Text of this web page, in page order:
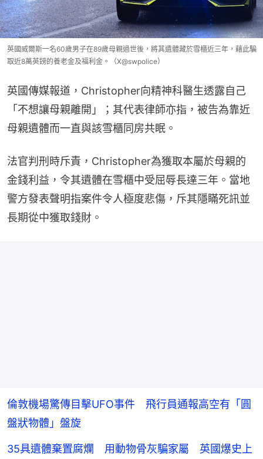
英國威爾斯一名60歲男子在89歲母親過世後，將其遺體藏於雪櫃近三年，藉此騙
取近8萬英鎊的養老金及福利金。（X@swpolice）
英國傳媒報道，Christopher向精神科醫生透露自己
「不想讓母親離開」；其代表律師亦指，被告為靠近
母親遺體而一直與該雪櫃同房共眠。
法官判刑時斥責，Christopher為獲取本屬於母親的
金錢利益，令其遺體在雪櫃中受屈辱長達三年。當地
警方發表聲明指案件令人極度悲傷，斥其隱瞞死訊並
長期從中獲取錢財。
倫敦機場驚傳目擊UFO事件 飛行員通報高空有「圓
盤狀物體」盤旋
35具遺體棄置腐爛 用動物骨灰騙家屬 英國爆史上